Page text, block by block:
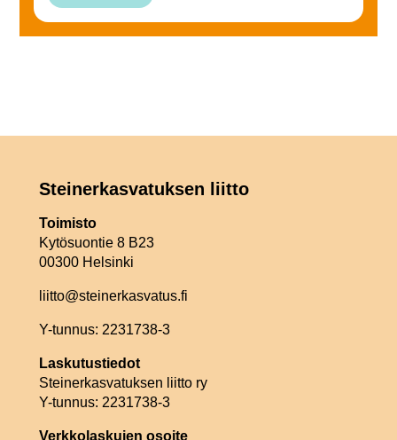
Steinerkasvatuksen liitto
Toimisto
Kytösuontie 8 B23
00300 Helsinki
liitto@steinerkasvatus.fi
Y-tunnus: 2231738-3
Laskutustiedot
Steinerkasvatuksen liitto ry
Y-tunnus: 2231738-3
Verkkolaskujen osoite